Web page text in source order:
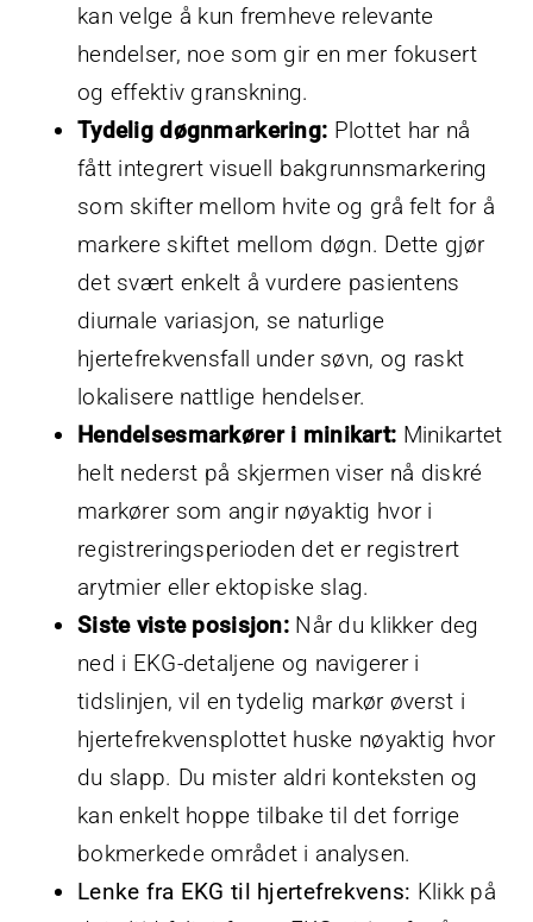
kan velge å kun fremheve relevante
hendelser, noe som gir en mer fokusert
og effektiv granskning.
Tydelig døgnmarkering: Plottet har nå
fått integrert visuell bakgrunnsmarkering
som skifter mellom hvite og grå felt for å
markere skiftet mellom døgn. Dette gjør
det svært enkelt å vurdere pasientens
diurnale variasjon, se naturlige
hjertefrekvensfall under søvn, og raskt
lokalisere nattlige hendelser.
Hendelsesmarkører i minikart: Minikartet
helt nederst på skjermen viser nå diskré
markører som angir nøyaktig hvor i
registreringsperioden det er registrert
arytmier eller ektopiske slag.
Siste viste posisjon: Når du klikker deg
ned i EKG-detaljene og navigerer i
tidslinjen, vil en tydelig markør øverst i
hjertefrekvensplottet huske nøyaktig hvor
du slapp. Du mister aldri konteksten og
kan enkelt hoppe tilbake til det forrige
bokmerkede området i analysen.
Lenke fra EKG til hjertefrekvens: Klikk på